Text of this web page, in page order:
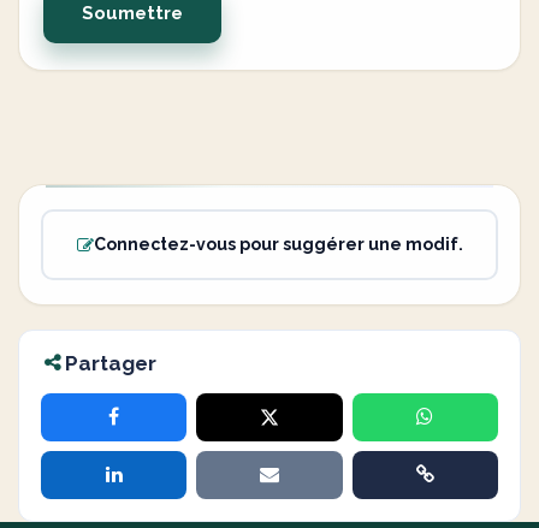
Soumettre
Connectez-vous pour suggérer une modif.
Partager